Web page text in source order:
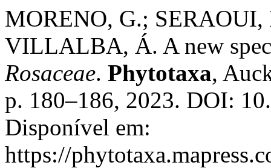
MORENO, G.;
VILLALBA, Á. A new
Rosaceae. Phytotaxa,
p. 180–186, 2023. DOI:
Disponível em:
https://